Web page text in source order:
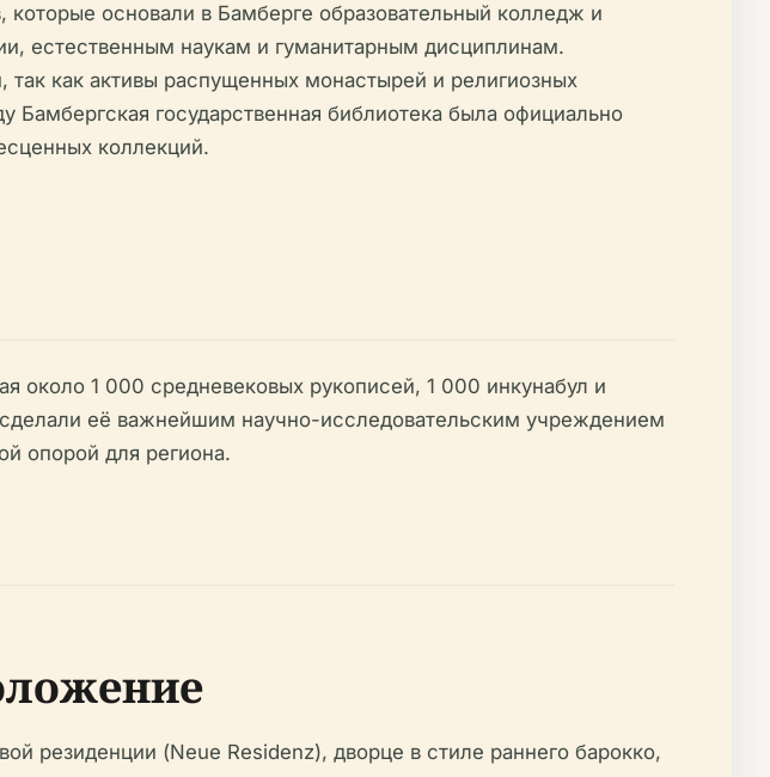
основали в Бамберге образовательный колледж и
естественным наукам и гуманитарным дисциплинам.
так как активы распущенных монастырей и религиозных
государственная библиотека была официально
коллекций.
около 1 000 средневековых рукописей, 1 000 инкунабул и
её важнейшим научно-исследовательским учреждением
опорой для региона.
резиденции (Neue Residenz), дворце в стиле раннего барокко,